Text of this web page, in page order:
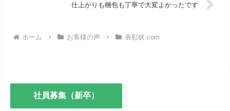
仕上がりも梱包も丁寧で大変よかったです
ホーム お客様の声 表彰状.com
社員募集（新卒）